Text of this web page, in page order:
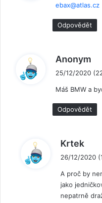
ebax@atlas.cz
Odpovědět
Anonym
s
a
l
25/12/2020
Máš BMW a
Odpovědět
Krtek
s
a
l
26/12/2020
A proč by
jako
nepatrně